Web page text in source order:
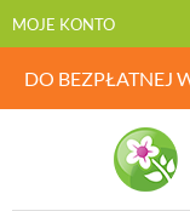
MOJE KONTO
DO BEZPŁATNEJ